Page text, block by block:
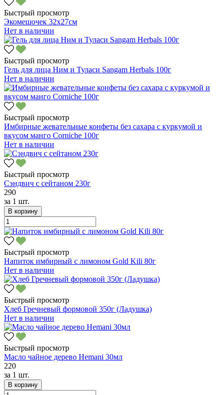
Быстрый просмотр
Экомешочек 32х27см
Нет в наличии
Быстрый просмотр
Гель для лица Ним и Туласи Sangam Herbals 100г
Нет в наличии
Быстрый просмотр
Имбирные жевательные конфеты без сахара с куркумой и
вкусом манго Corniche 100г
Нет в наличии
Быстрый просмотр
Сэндвич с сейтаном 230г
290
за 1 шт.
В корзину
Быстрый просмотр
Напиток имбирный с лимоном Gold Kili 80г
Нет в наличии
Быстрый просмотр
Хлеб Гречневый формовой 350г (Ладушка)
Нет в наличии
Быстрый просмотр
Масло чайное дерево Hemani 30мл
220
за 1 шт.
В корзину